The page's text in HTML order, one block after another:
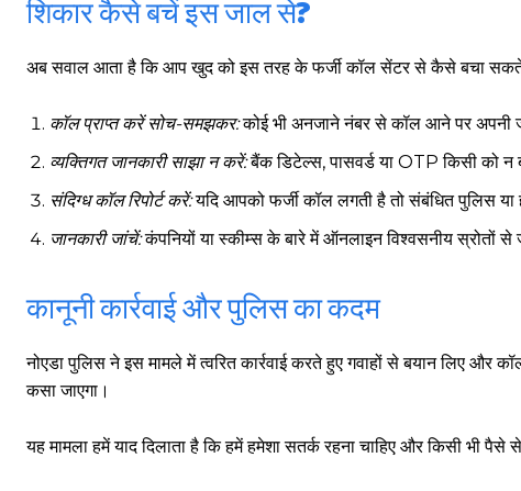
इन लोगों ने लालच में आकर बैंक खाते खोलकर साइबर ठगों को उपलब्ध कराए
शिकार कैसे बचें इस जाल से?
अब सवाल आता है कि आप खुद को इस तरह के फर्जी कॉल सेंटर से कैसे बचा सकते
कॉल प्राप्त करें सोच-समझकर:कोई भी अनजाने नंबर से कॉल आने पर अपनी
व्यक्तिगत जानकारी साझा न करें:बैंक डिटेल्स, पासवर्ड या OTP किसी को न
संदिग्ध कॉल रिपोर्ट करें:यदि आपको फर्जी कॉल लगती है तो संबंधित पुलिस
जानकारी जांचें:कंपनियों या स्कीम्स के बारे में ऑनलाइन विश्वसनीय स्रोतों से
कानूनी कार्रवाई और पुलिस का कदम
नोएडा पुलिस ने इस मामले में त्वरित कार्रवाई करते हुए गवाहों से बयान लिए
कसा जाएगा।
यह मामला हमें याद दिलाता है कि हमें हमेशा सतर्क रहना चाहिए और किसी भी पैसे